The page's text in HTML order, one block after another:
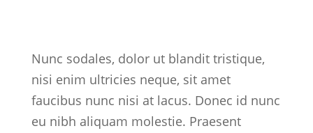
Nunc sodales, dolor ut blandit tristique,
nisi enim ultricies neque, sit amet
faucibus nunc nisi at lacus. Donec id nunc
eu nibh aliquam molestie. Praesent